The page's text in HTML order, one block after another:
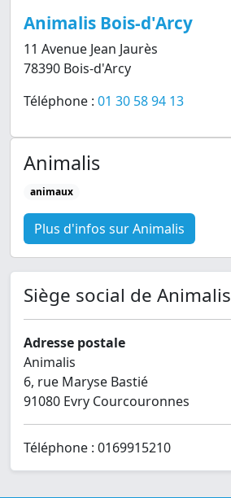
Animalis Bois-d'Arcy
11 Avenue Jean Jaurès
78390 Bois-d'Arcy
Téléphone : 01 30 58 94 13
Animalis
animaux
Plus d'infos sur Animalis
Siège social de Animalis
Adresse postale
Animalis
6, rue Maryse Bastié
91080 Evry Courcouronnes
Téléphone : 0169915210